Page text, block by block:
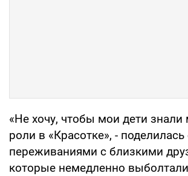
«Не хочу, чтобы мои дети
роли в «Красотке», - поделилась
переживаниями с близкими
которые немедленно выболтали